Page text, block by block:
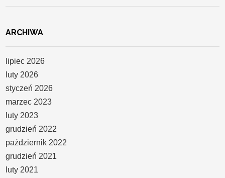
ARCHIWA
lipiec 2026
luty 2026
styczeń 2026
marzec 2023
luty 2023
grudzień 2022
październik 2022
grudzień 2021
luty 2021